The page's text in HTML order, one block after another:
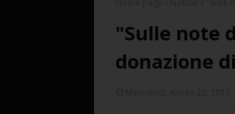
"Sulle note
donazione